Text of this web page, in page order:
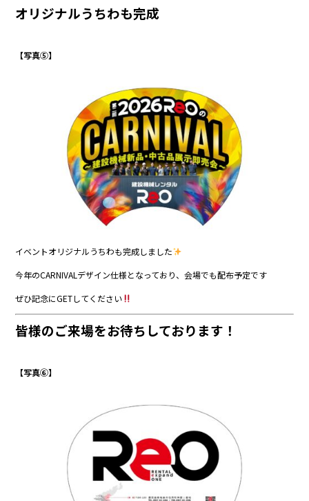
オリジナルうちわも完成
【写真⑤】
イベントオリジナルうちわも完成しました
今年のCARNIVALデザイン仕様となっており、会場でも配布予定です
ぜひ記念にGETしてください
皆様のご来場をお待ちしております！
【写真⑥】